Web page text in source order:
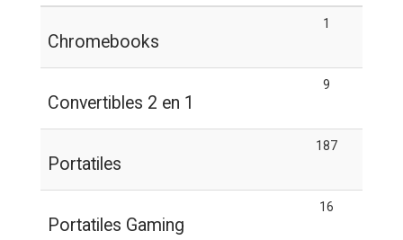
Chromebooks
1
Convertibles 2 en 1
9
Portatiles
187
Portatiles Gaming
16